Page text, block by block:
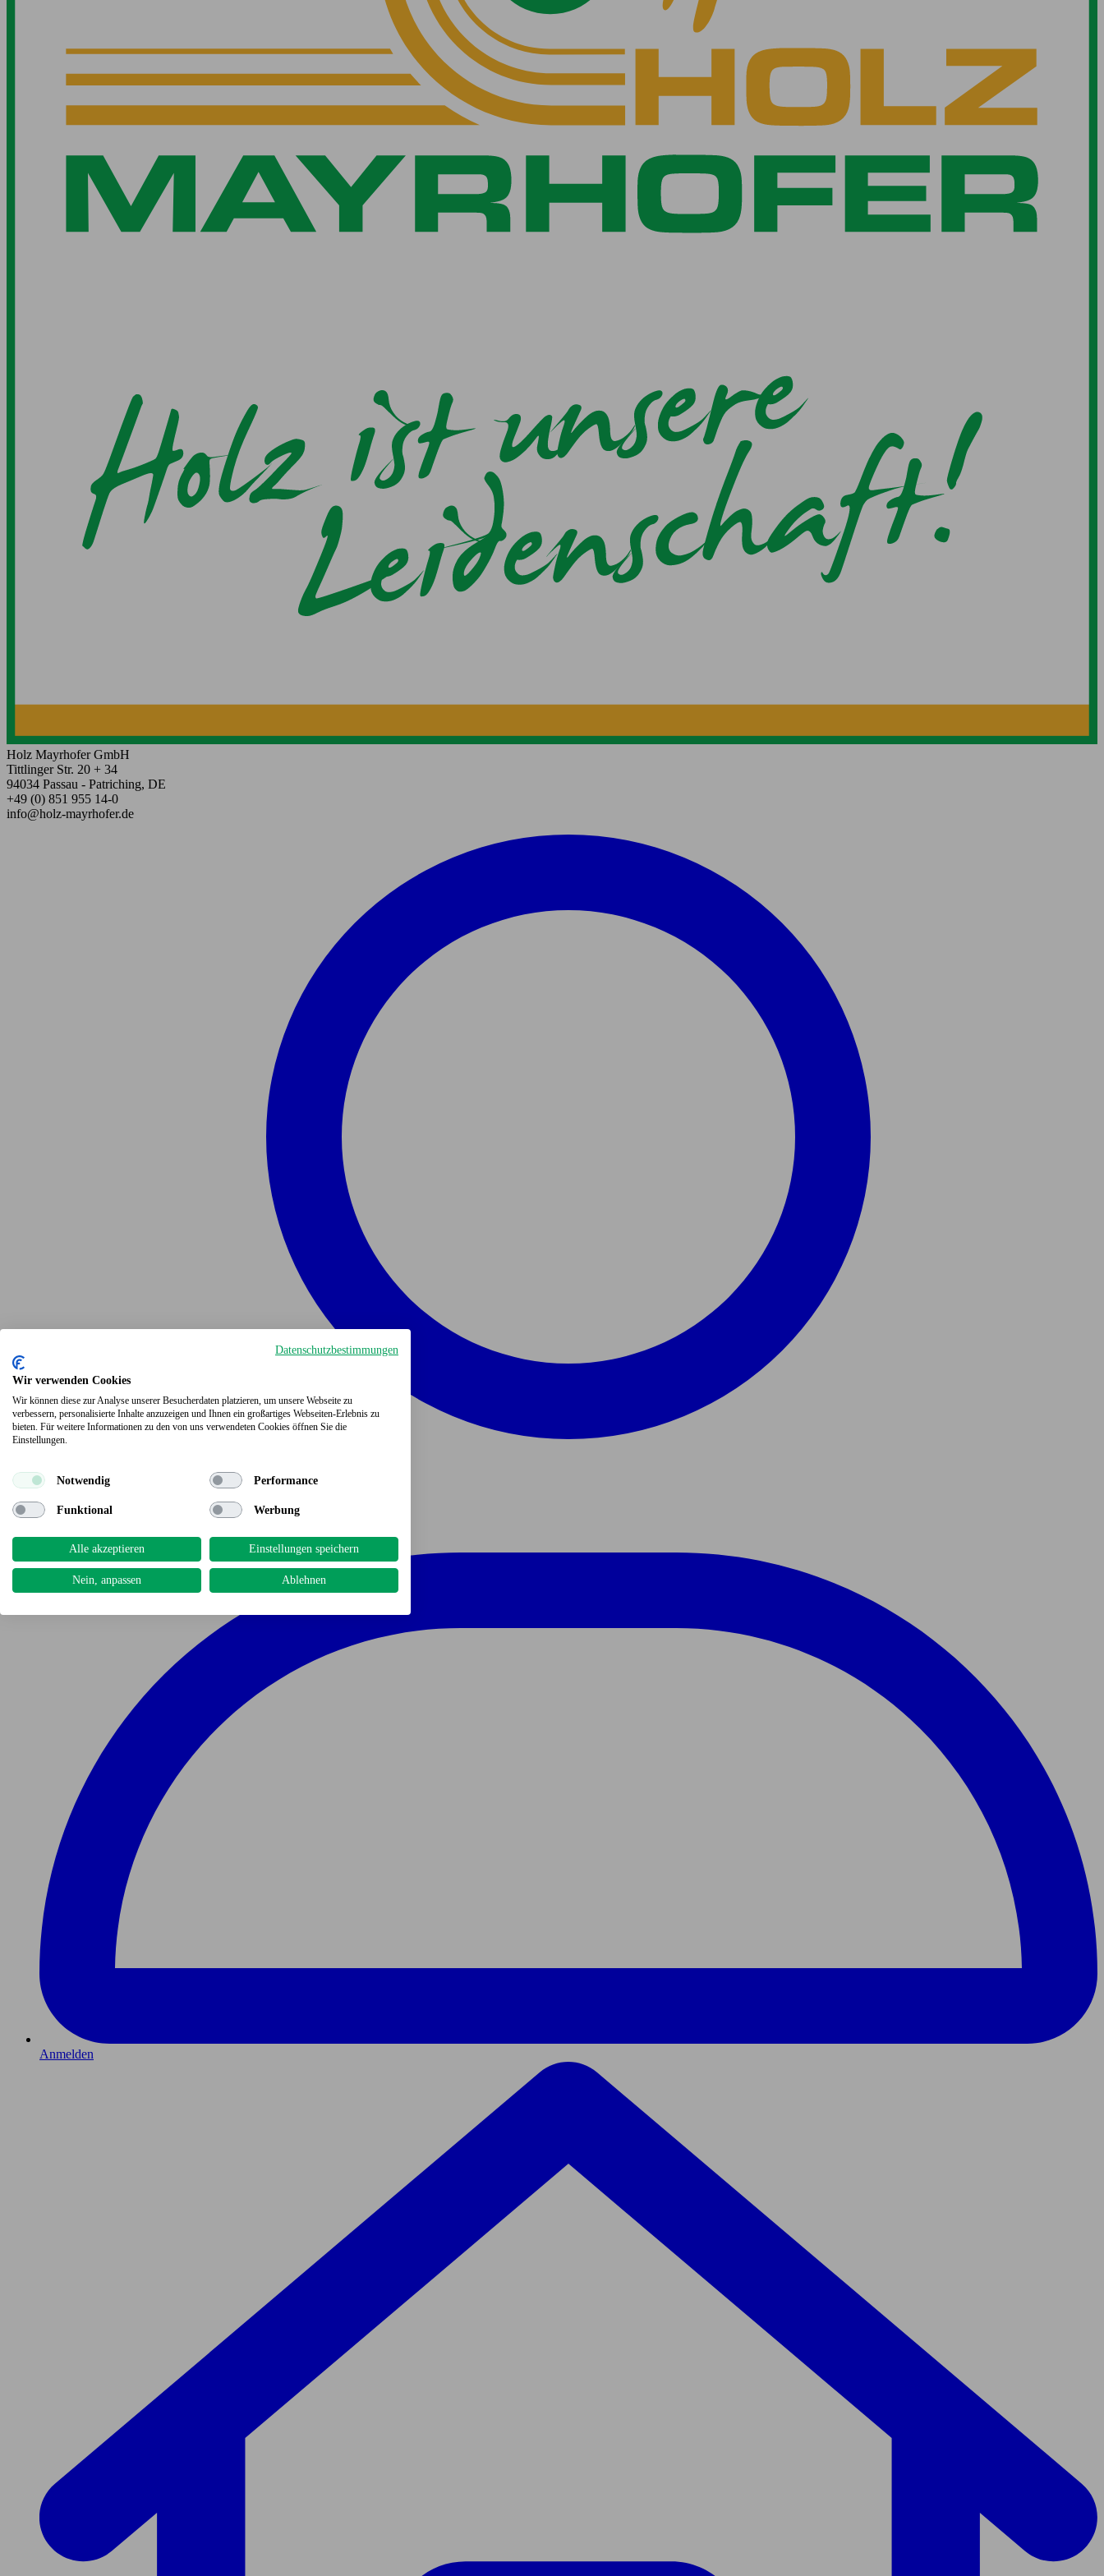
Holz Mayrhofer GmbH
Tittlinger Str. 20 + 34
94034 Passau - Patriching, DE
+49 (0) 851 955 14-0
info@holz-mayrhofer.de
Anmelden
Datenschutzbestimmungen
Wir verwenden Cookies
Wir können diese zur Analyse unserer Besucherdaten platzieren, um unsere Webseite zu
verbessern, personalisierte Inhalte anzuzeigen und Ihnen ein großartiges Webseiten-Erlebnis zu
bieten. Für weitere Informationen zu den von uns verwendeten Cookies öffnen Sie die
Einstellungen.
Notwendig Performance
Funktional Werbung
Alle akzeptieren Einstellungen speichern
Nein, anpassen Ablehnen